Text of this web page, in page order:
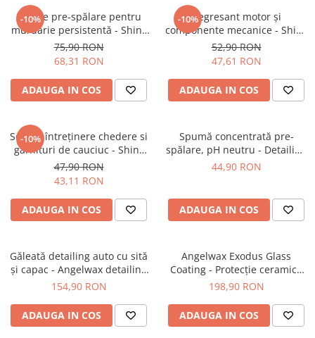
-10%
Soluție pre-spălare pentru
murdărie persistentă - Shiny
Garage Citrus Infused TFR (1L)
75,90 RON
68,31 RON
ADAUGA IN COS
-10%Degresant motor și
componente mecanice - Shiny
Garage Red Devil (1L)
52,90 RON
47,61 RON
ADAUGA IN COS
-10%
Soluție întreținere chedere si
garnituri de cauciuc - Shiny
Garage Seal Separator (200ml)
47,90 RON
43,11 RON
ADAUGA IN COS
Spumă concentrată pre-
spălare, pH neutru - Detailing
Kingdom Foam Bath (500ml)
44,90 RON
ADAUGA IN COS
Găleată detailing auto cu sită
și capac - Angelwax detailing
auto Bucket
154,90 RON
ADAUGA IN COS
Angelwax Exodus Glass
Coating - Protecție ceramică
profesională (50ml)
198,90 RON
ADAUGA IN COS